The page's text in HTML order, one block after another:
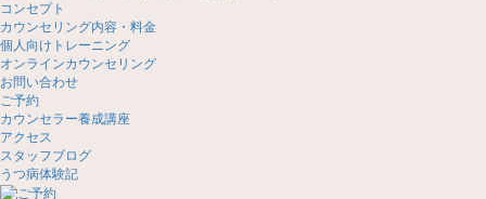
コンセプト
カウンセリング内容・料金
個人向けトレーニング
オンラインカウンセリング
お問い合わせ
ご予約
カウンセラー養成講座
アクセス
スタッフブログ
うつ病体験記